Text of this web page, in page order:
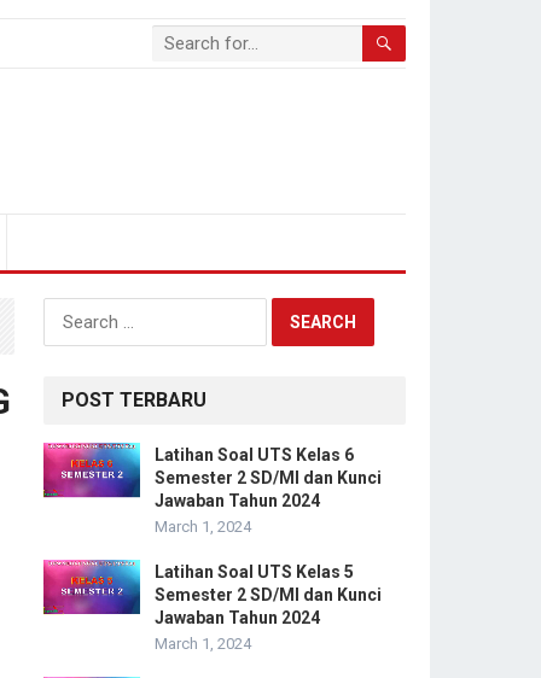
Search
for:
POST TERBARU
Latihan Soal UTS Kelas 6
Semester 2 SD/MI dan Kunci
Jawaban Tahun 2024
March 1, 2024
Latihan Soal UTS Kelas 5
Semester 2 SD/MI dan Kunci
Jawaban Tahun 2024
March 1, 2024